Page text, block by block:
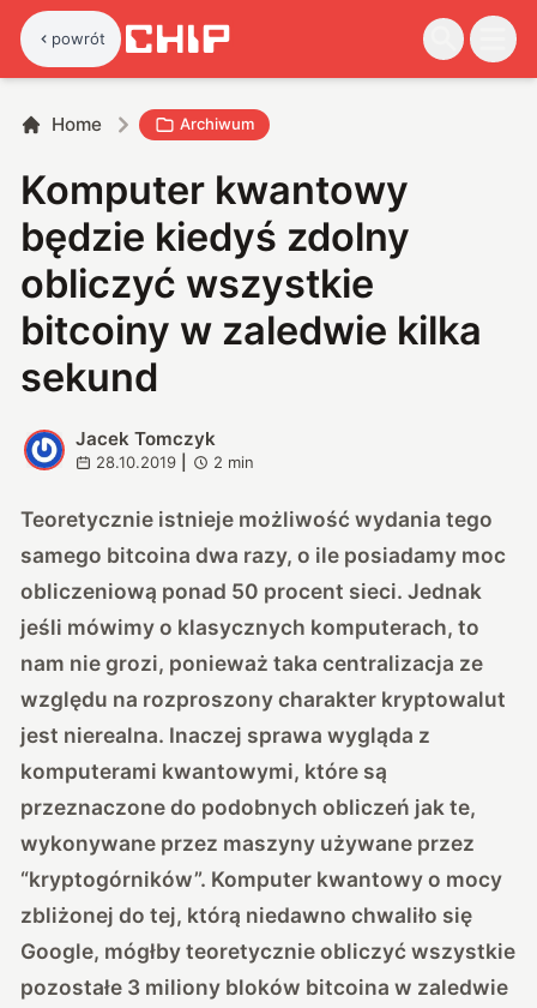
powrót
Home Archiwum
Komputer kwantowy
będzie kiedyś zdolny
obliczyć wszystkie
bitcoiny w zaledwie kilka
sekund
J
Jacek Tomczyk
28.10.2019 2 min
Teoretycznie istnieje możliwość wydania tego
samego bitcoina dwa razy, o ile posiadamy moc
obliczeniową ponad 50 procent sieci. Jednak
jeśli mówimy o klasycznych komputerach, to
nam nie grozi, ponieważ taka centralizacja ze
względu na rozproszony charakter kryptowalut
jest nierealna. Inaczej sprawa wygląda z
komputerami kwantowymi, które są
przeznaczone do podobnych obliczeń jak te,
wykonywane przez maszyny używane przez
“kryptogórników”. Komputer kwantowy o mocy
zbliżonej do tej, którą niedawno chwaliło się
Google, mógłby teoretycznie obliczyć wszystkie
pozostałe 3 miliony bloków bitcoina w zaledwie